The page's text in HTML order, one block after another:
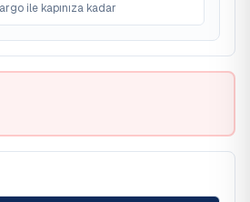
ile kapınıza kadar